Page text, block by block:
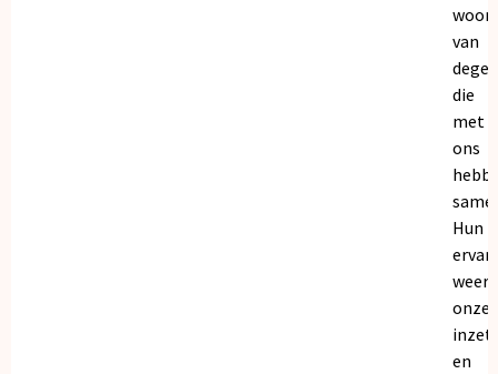
van
die
met
ons
Hun
onze
inzet
en